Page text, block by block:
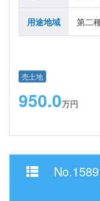
用途地域 第二
売土地
950.0万円
No.1589